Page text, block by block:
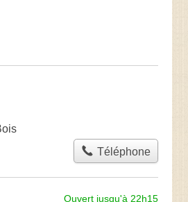
Téléphone
Ouvert jusqu'à 22h15